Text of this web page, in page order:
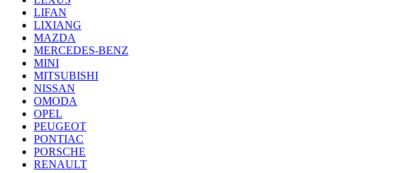
LIFAN
LIXIANG
MAZDA
MERCEDES-BENZ
MINI
MITSUBISHI
NISSAN
OMODA
OPEL
PEUGEOT
PONTIAC
PORSCHE
RENAULT